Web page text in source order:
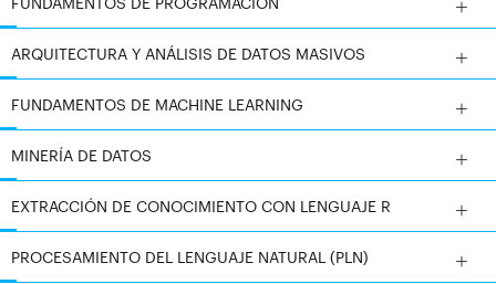
avanzadas
Gestionar y proteger datos mediante estructuras
Aplicar blockchain a procesos industriales, financieros
FUNDAMENTOS DE PROGRAMACIÓN
ARQUITECTURA Y ANÁLISIS DE DATOS MASIVOS
FUNDAMENTOS DE MACHINE LEARNING
MINERÍA DE DATOS
EXTRACCIÓN DE CONOCIMIENTO CON LENGUAJE R
PROCESAMIENTO DEL LENGUAJE NATURAL (PLN)